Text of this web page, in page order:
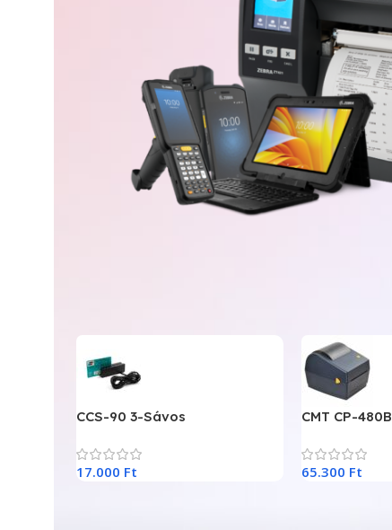
CCS-90 3-Sávos
17.000 Ft
CMT CP-480B
65.300 Ft